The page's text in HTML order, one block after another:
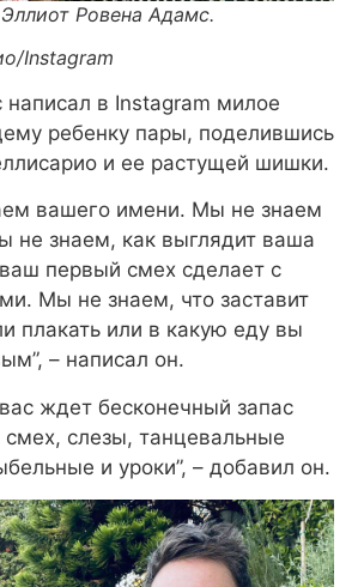
Ровена Адамс.
Instagram
в Instagram милое
ребенку пары, поделившись
и ее растущей шишки.
вашего имени. Мы не знаем
не знаем, как выглядит ваша
первый смех сделает с
Мы не знаем, что заставит
плакать или в какую еду вы
– написал он.
ждет бесконечный запас
слезы, танцевальные
и уроки”, – добавил он.